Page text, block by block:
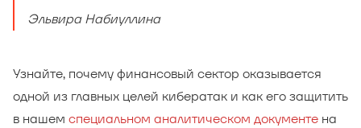
Эльвира Набиуллина
Узнайте, почему финансовый сектор оказывается
одной из главных целей кибератак и как его защитить
в нашем специальном аналитическом документе на